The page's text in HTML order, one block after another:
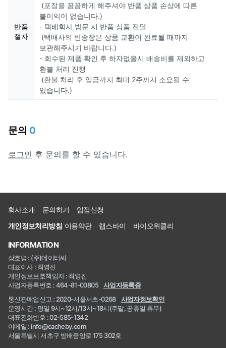
반품
절차
(포장을 꼼꼼하게 해주셔야 반품 상품 손상에 따른
불이익이 없습니다.)
- 택배회사 방문 시 반품 상품 전달
(택배사의 반송장은 상품 교환이 완료될 때까지
보관해주시기 바랍니다.)
- 회수된 제품 확인 후 하자없을시 배송비를 제외하고
환불 처리 진행
(환불 처리 후 입금까지 최대 2주까지 소요될 수
있습니다.)
문의 0
로그인 후 문의를 할 수 있습니다.
회사소개 문의하기
입점신청
개인정보처리방침 이용약관 랩스바이 바이오위클리
INFORMATION
상호명 : (주)데이터씨
대표이사 : 최영진
개인정보보호책임자 : 최영진
사업자등록번호 : 464-81-00805
사업자등록증
통신판매업신고 : 2020-서울서초-0268
사업자정보확인
운영시간 : 평일 9시~12시/13시~18시(주말, 공휴일 휴무)
대표전화번호 : 02-585-1342
이메일 : info@cacheby.com
서울특별시 서초구 방배중앙로 175 302호